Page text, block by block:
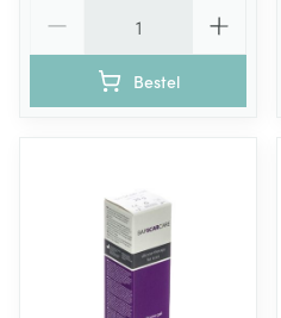
Bestel